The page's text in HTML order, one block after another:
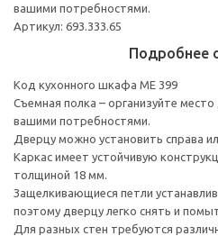
вашими потребностями.
Артикул: 693.333.65
Подробнее
Код кухонного шкафа ME 399
Съемная полка – организуйте
вашими потребностями.
Дверцу можно установить справа
Каркас имеет устойчивую
толщиной 18 мм.
Защелкивающиеся петли
поэтому дверцу легко снять и
Для разных стен требуются